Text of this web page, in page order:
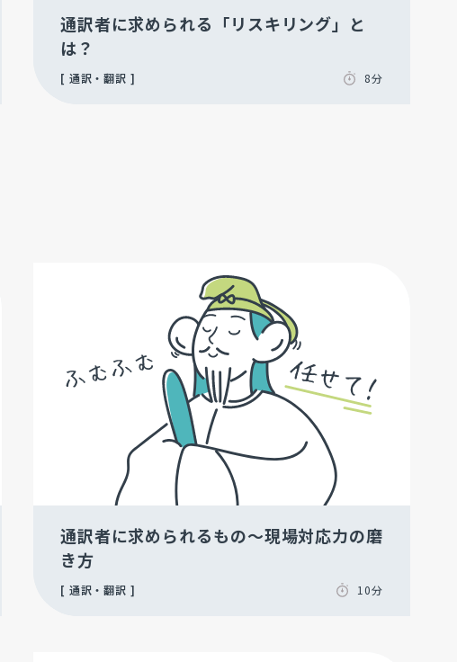
通訳者に求められる「リスキリング」と
は？
通訳・翻訳 8分
通訳者に求められるもの～現場対応力の磨
き方
通訳・翻訳 10分